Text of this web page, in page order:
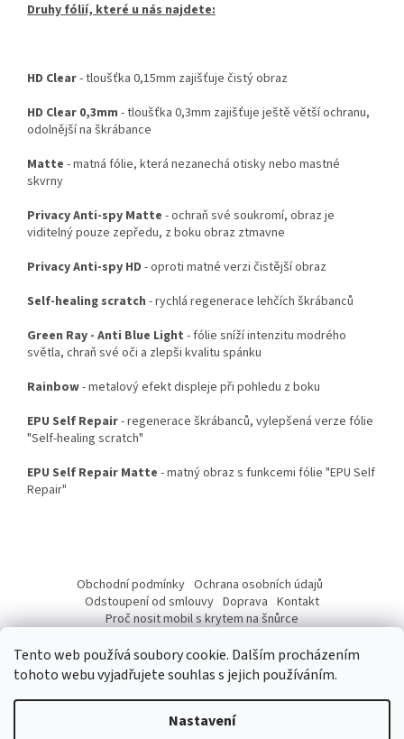
Tento web používá soubory cookie. Dalším procházením
tohoto webu vyjadřujete souhlas s jejich používáním.
Nastavení
Druhy fólií, které u nás najdete:
HD Clear- tloušťka 0,15mm zajišťuje čistý obraz
HD Clear 0,3mm - tloušťka 0,3mm zajišťuje ještě větší ochranu,
odolnější na škrábance
Matte - matná fólie, která nezanechá otisky nebo mastné
skvrny
Privacy Anti-spy Matte - ochraň své soukromí, obraz je
viditelný pouze zepředu, z boku obraz ztmavne
Privacy Anti-spy HD - oproti matné verzi čistější obraz
Self-healing scratch - rychlá regenerace lehčích škrábanců
Green Ray - Anti Blue Light - fólie sníží intenzitu modrého
světla, chraň své oči a zlepši kvalitu spánku
Rainbow- metalový efekt displeje při pohledu z boku
EPU Self Repair- regenerace škrábanců, vylepšená verze fólie
"Self-healing scratch"
EPU Self Repair Matte - matný obraz s funkcemi fólie "EPU Self
Repair"
a
Obchodní podmínky Ochrana osobních údajů
Odstoupení od smlouvy Doprava Kontakt
Proč nosit mobil s krytem na šnůrce
Vytvořil Shoptet